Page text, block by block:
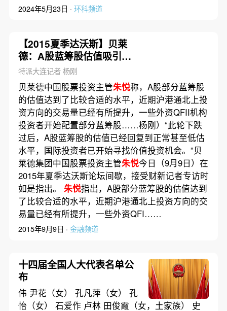
2024年5月23日 · 环科频道
【2015夏季达沃斯】贝莱
德：A股蓝筹股估值吸引力
已经显现
特派大连记者 杨刚
贝莱德中国股票投资主管朱悦称，A股部分蓝筹股
的估值达到了比较合适的水平，近期沪港通北上投
资方向的交易量已经有所提升，一些外资QFII机构
投资者开始配置部分蓝筹股……杨刚）“此轮下跌
过后，A股蓝筹股的估值已经回复到正常甚至低估
水平，国际投资者已开始寻找价值投资机会。”贝
莱德集团中国股票投资主管朱悦今日（9月9日）在
2015年夏季达沃斯论坛间歇，接受财新记者专访时
如是指出。 朱悦指出，A股部分蓝筹股的估值达到
了比较合适的水平，近期沪港通北上投资方向的交
易量已经有所提升，一些外资QFI……
2015年9月9日 · 金融频道
十四届全国人大代表名单公
布
伟 尹花（女） 孔凡萍（女） 孔
怡（女） 石爱作 卢林 田俊霞（女，土家族） 史